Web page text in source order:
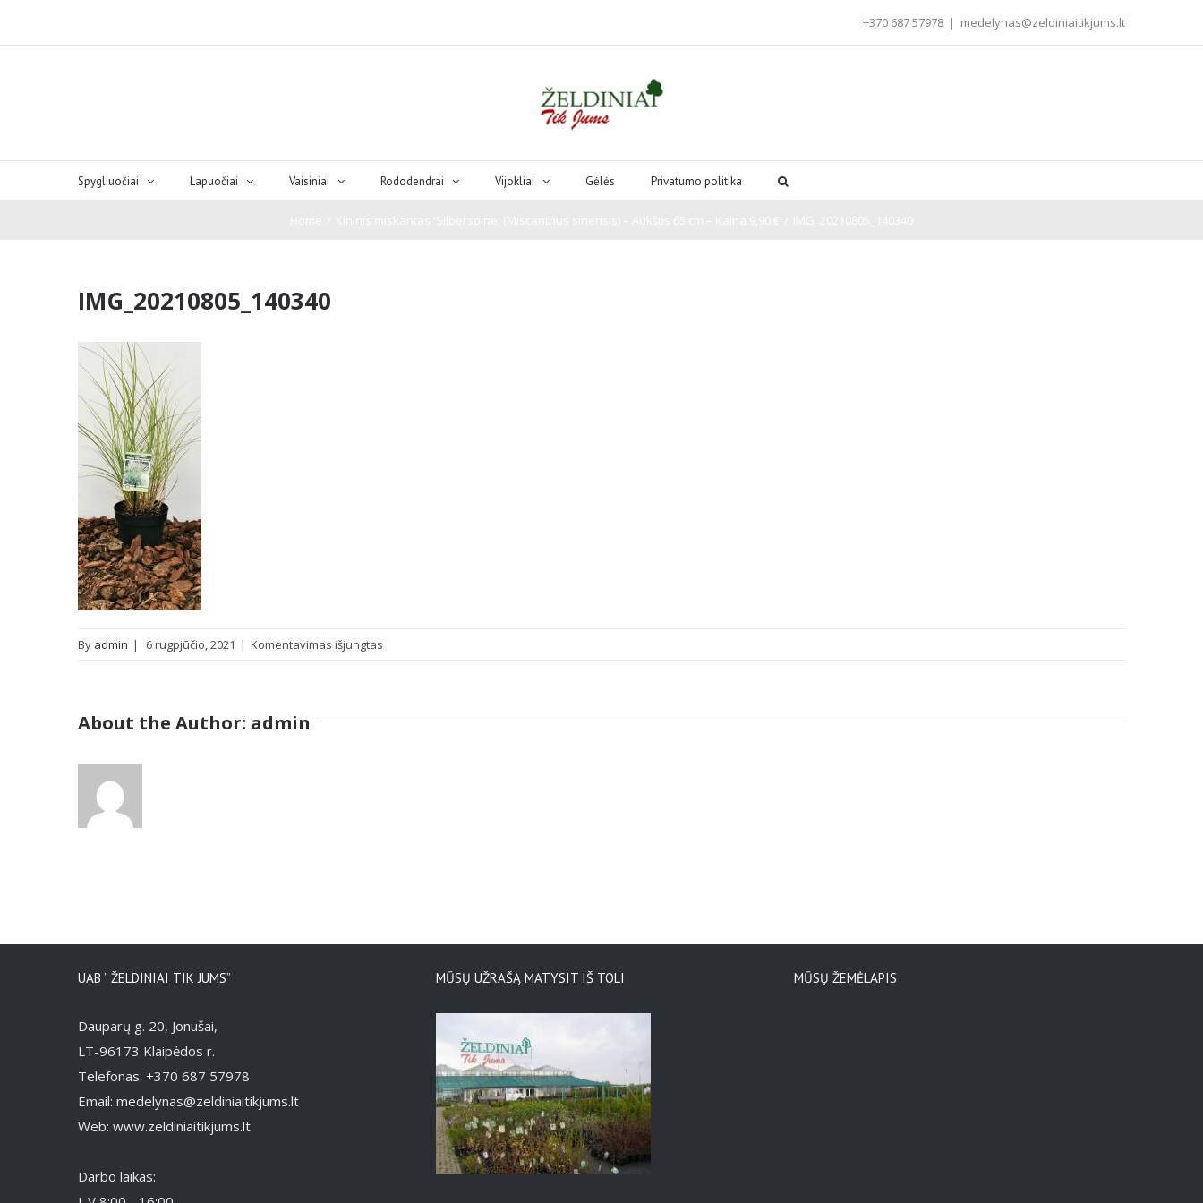
+370 687 57978 | medelynas@zeldiniaitikjums.lt
Spygliuočiai Lapuočiai Vaisiniai Rododendrai Vijokliai Gėlės Privatumo politika
IMG_20210805_140340
By admin | 6 rugpjūčio, 2021 | Komentavimas išjungtas
About the Author: admin
UAB ” ŽELDINIAI TIK JUMS”
Dauparų g. 20, Jonušai,
LT-96173 Klaipėdos r.
Telefonas: +370 687 57978
Email: medelynas@zeldiniaitikjums.lt
Web: www.zeldiniaitikjums.lt
Darbo laikas:
MŪSŲ UŽRAŠĄ MATYSIT IŠ TOLI MŪSŲ ŽEMĖLAPIS